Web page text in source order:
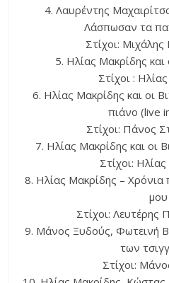
4. Λαυρέντης
Λάσπωσαν τα
Στίχοι:
5. Ηλίας Μακρίδης και
Στίχοι :
6. Ηλίας Μακρίδης και οι
πιάνο (live
Στίχοι: Πάνος
7. Ηλίας Μακρίδης και οι
Στίχοι:
8. Ηλίας Μακρίδης – Χρόνια
μου
Στίχοι:
9. Μάνος Ξυδούς, Φωτεινή
των
Στίχοι: